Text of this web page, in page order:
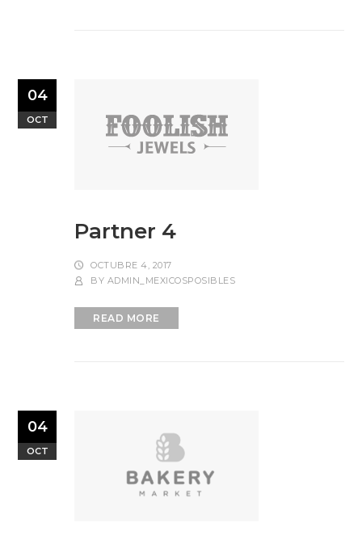
04
OCT
Partner 4
OCTUBRE 4, 2017
BY ADMIN_MEXICOSPOSIBLES
READ MORE
04
OCT